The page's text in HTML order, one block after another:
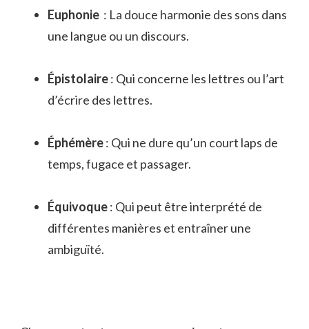
Euphonie ‌ : La douce⁢ harmonie des sons⁣ dans
une langue ou un discours.
Épistolaire⁤: Qui concerne les⁢ lettres ou l’art
d’écrire des‌ lettres.
Éphémère: Qui ne dure qu’un court laps de
‌temps, fugace et passager.
Équivoque: Qui peut être ⁢interprété de
différentes ‍manières et​ entraîner ⁢une
⁤ambiguïté.